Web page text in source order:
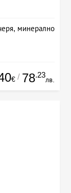
минерално
€ / 78.23
лв.